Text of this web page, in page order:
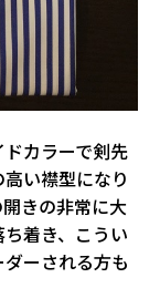
カラーで剣先
い襟型になり
きの非常に大
着き、こうい
ーされる方も